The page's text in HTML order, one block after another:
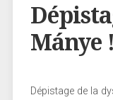
Mánye !
Dépistage de la